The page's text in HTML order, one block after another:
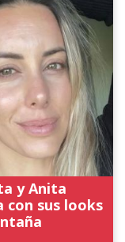
y Anita
con sus looks